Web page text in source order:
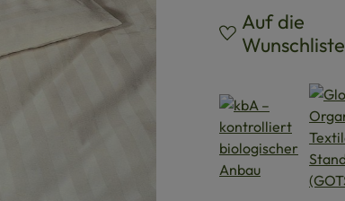
Auf die
Wunschliste